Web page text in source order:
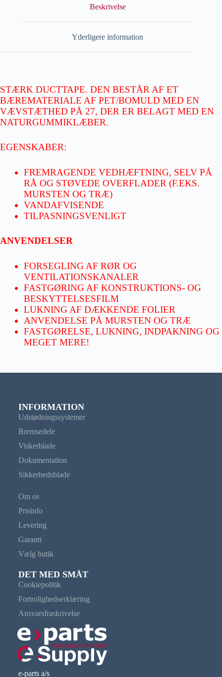
Beskrivelse
Yderligere information
STÆRK DUCTTAPE. DEN BESTÅR AF ET
BÆREMATERIALE AF PET/BOMULD MED EN
VÆVSTÆTHED PÅ 27, DER ER BELAGT MED EN
NATURGUMMIKLÆBER.
EGENSKABER:
FREMRAGENDE VEDHÆFTNING, SELV PÅ
RÅ OG STØVEDE OVERFLADER (F.EKS.
MURSTEN OG TRÆ)
VANDAFVISENDE
TILPASNINGSVENLIGT
ANVENDELSER
FORSEGLING AF RØR OG
VENTILATIONSKANALER
FASTGØRING AF KONSTRUKTIONS- OG
BESKYTTELSESFILM
LUKNING AF DÆKKENDE FOLIER
ANVENDELSE PÅ MURSTEN OG TRÆ
FASTGØRELSE, LUKNING, INDPAKNING OG
MEGET MERE!
INFORMATION
Udstødningssystemer
Bremsedele
Viskerblade
Dokumentation
Sikkerhedsblade
Om os
Prisinfo
Levering
Garanti
Vælg butik
DET MED SMÅT
Cookiepolitik
Fortrolighedserklæring
Ansvarsfraskrivelse
e-parts a/s